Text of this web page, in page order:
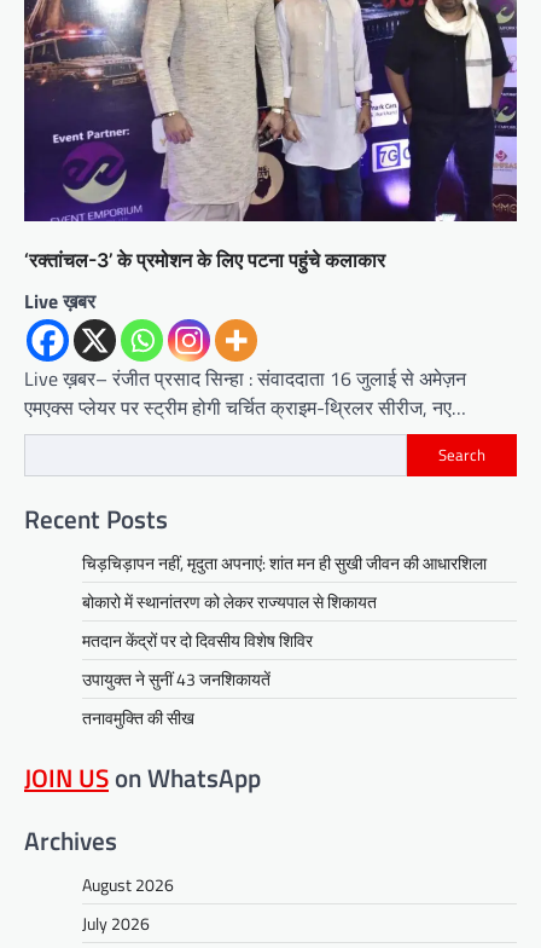
‘रक्तांचल-3’ के प्रमोशन के लिए पटना पहुंचे कलाकार
Live ख़बर
Live ख़बर– रंजीत प्रसाद सिन्हा : संवाददाता 16 जुलाई से अमेज़न
एमएक्स प्लेयर पर स्ट्रीम होगी चर्चित क्राइम-थ्रिलर सीरीज, नए…
Search
Recent Posts
चिड़चिड़ापन नहीं, मृदुता अपनाएं: शांत मन ही सुखी जीवन की आधारशिला
बोकारो में स्थानांतरण को लेकर राज्यपाल से शिकायत
मतदान केंद्रों पर दो दिवसीय विशेष शिविर
उपायुक्त ने सुनीं 43 जनशिकायतें
तनावमुक्ति की सीख
JOIN USon WhatsApp
Archives
August 2026
July 2026